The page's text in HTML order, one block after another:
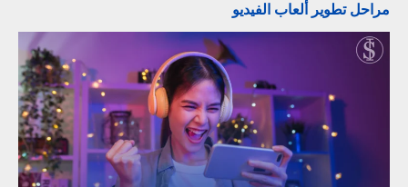
مراحل تطوير ألعاب الفيديو